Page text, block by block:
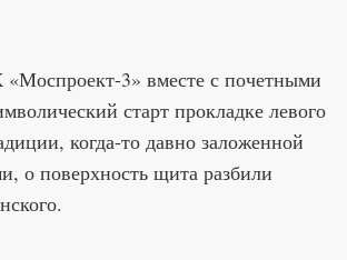
«Моспроект-3» вместе с почетными
старт прокладке левого
когда-то давно заложенной
о поверхность щита разбили